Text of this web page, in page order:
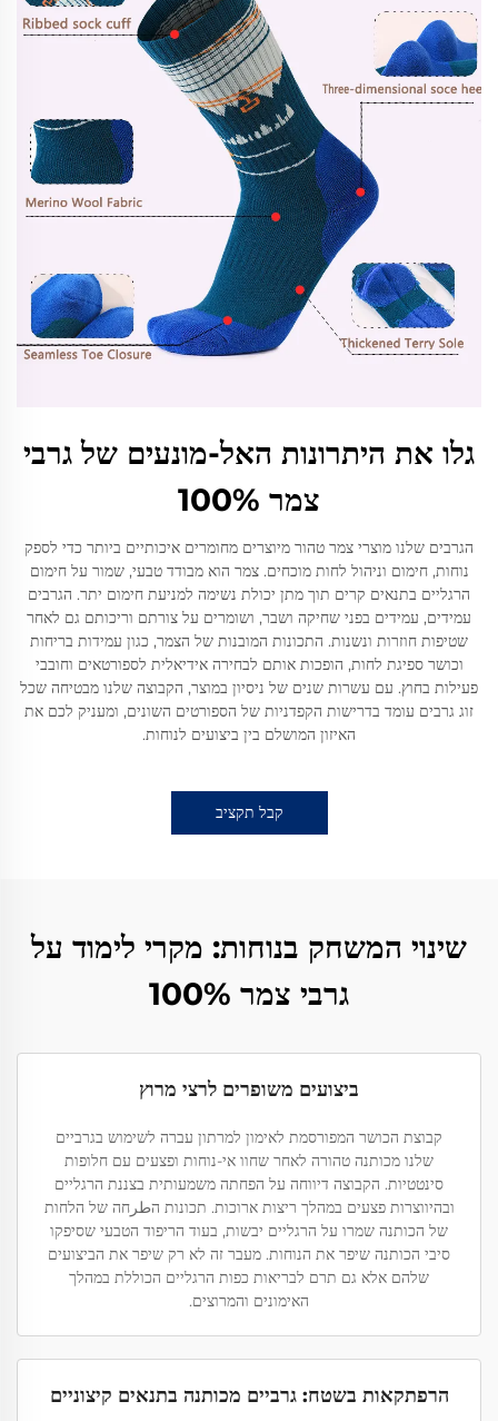
גלו את היתרונות האל-מונעים של גרבי
צמר 100%
הגרבים שלנו מוצרי צמר טהור מיוצרים מחומרים איכותיים ביותר כדי לספק
נוחות, חימום וניהול לחות מוכחים. צמר הוא מבודד טבעי, שמור על חימום
הרגליים בתנאים קרים תוך מתן יכולת נשימה למניעת חימום יתר. הגרבים
עמידים, עמידים בפני שחיקה ושבר, ושומרים על צורתם וריכותם גם לאחר
שטיפות חוזרות ונשנות. התכונות המובנות של הצמר, כגון עמידות בריחות
וכושר ספיגת לחות, הופכות אותם לבחירה אידיאלית לספורטאים וחובבי
פעילות בחוץ. עם עשרות שנים של ניסיון במוצר, הקבוצה שלנו מבטיחה שכל
זוג גרבים עומד בדרישות הקפדניות של הספורטים השונים, ומעניק לכם את
האיזון המושלם בין ביצועים לנוחות.
קבל תקציב
שינוי המשחק בנוחות: מקרי לימוד על
גרבי צמר 100%
ביצועים משופרים לרצי מרוץ
קבוצת הכושר המפורסמת לאימון למרתון עברה לשימוש בגרביים
שלנו מכותנה טהורה לאחר שחוו אי-נוחות ופצעים עם חלופות
סינטטיות. הקבוצה דיווחה על הפחתה משמעותית בצננת הרגליים
ובהיווצרות פצעים במהלך ריצות ארוכות. תכונות הطرחה של הלחות
של הכותנה שמרו על הרגליים יבשות, בעוד הריפוד הטבעי שסיפקו
סיבי הכותנה שיפר את הנוחות. מעבר זה לא רק שיפר את הביצועים
שלהם אלא גם תרם לבריאות כפות הרגליים הכוללת במהלך
האימונים והמרוצים.
הרפתקאות בשטח: גרביים מכותנה בתנאים קיצוניים